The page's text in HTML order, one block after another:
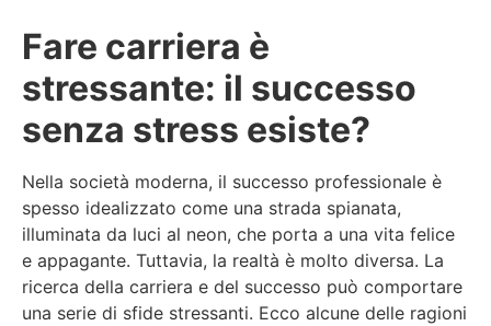
Fare carriera è
stressante: il successo
senza stress esiste?
Nella società moderna, il successo professionale è
spesso idealizzato come una strada spianata,
illuminata da luci al neon, che porta a una vita felice
e appagante. Tuttavia, la realtà è molto diversa. La
ricerca della carriera e del successo può comportare
una serie di sfide stressanti. Ecco alcune delle ragioni